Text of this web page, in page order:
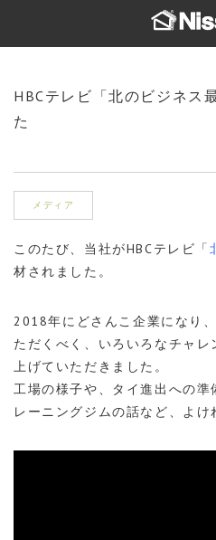
HBCテレビ「北のビジネス
た
メディア
このたび、当社がHBCテレビ「
材されました。
2018年にどさんこ企業になり
ただくべく、いろいろなチャレ
上げていただきました。
工場の様子や、タイ進出への準
レーニングジムの話など、よけ